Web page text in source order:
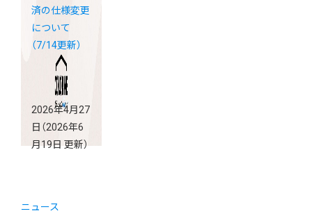
済の仕様変更
について
（7/14更新）
2026年4月27
日 （2026年6
月19日 更新）
ニュース